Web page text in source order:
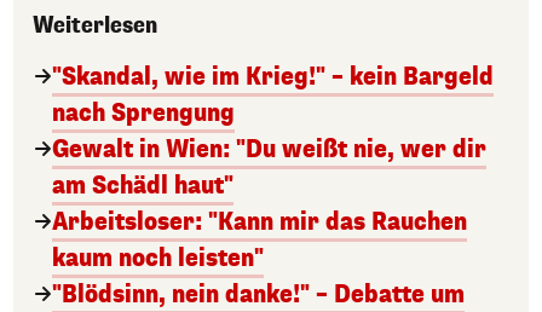
Weiterlesen
"Skandal, wie im Krieg!" – kein Bargeld
nach Sprengung
Gewalt in Wien: "Du weißt nie, wer dir
am Schädl haut"
Arbeitsloser: "Kann mir das Rauchen
kaum noch leisten"
"Blödsinn, nein danke!" – Debatte um